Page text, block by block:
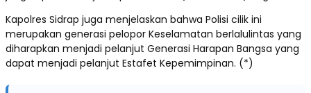
Kapolres Sidrap juga menjelaskan bahwa Polisi cilik ini
merupakan generasi pelopor Keselamatan berlalulintas yang
diharapkan menjadi pelanjut Generasi Harapan Bangsa yang
dapat menjadi pelanjut Estafet Kepemimpinan. (*)